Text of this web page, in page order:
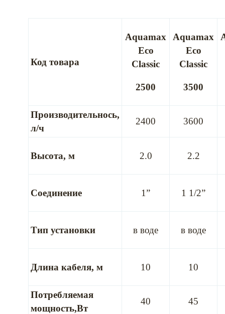
Код товара
Aquamax
Eco
Classic
2500
Aquamax
Eco
Classic
3500
Производительнось,
л/ч
2400 3600
Высота, м 2.0 2.2
Соединение 1” 1 1/2”
Тип установки в воде в воде
Длина кабеля, м 10 10
Потребляемая
мощность,Вт
40 45